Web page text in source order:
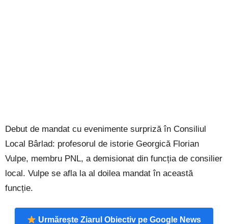
Debut de mandat cu evenimente surpriză în Consiliul
Local Bârlad: profesorul de istorie Georgică Florian
Vulpe, membru PNL, a demisionat din funcția de consilier
local. Vulpe se afla la al doilea mandat în această
funcție.
Urmărește Ziarul Obiectiv pe Google News